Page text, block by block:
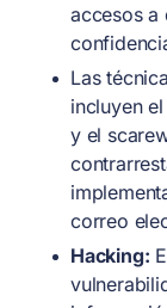
accesos a
Las
incluyen
y el
correo
Hacking: